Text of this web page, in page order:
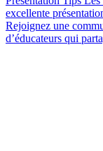
excellente
Rejoignez une
d’éducateurs qui